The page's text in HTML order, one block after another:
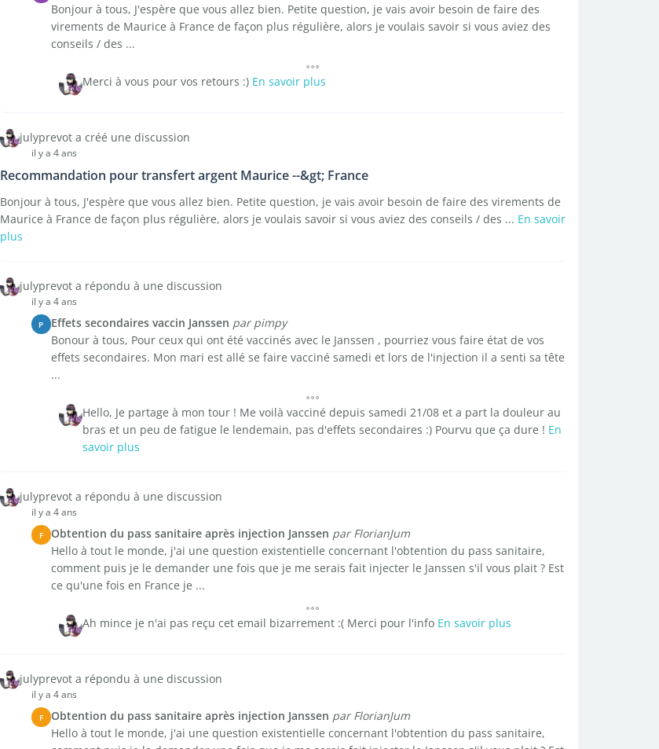
Bonjour à tous, J'espère que vous allez bien. Petite question, je vais avoir besoin de faire des
virements de Maurice à France de façon plus régulière, alors je voulais savoir si vous aviez des
conseils / des ...
Merci à vous pour vos retours :) En savoir plus
julyprevot a créé une discussion
il y a 4 ans
Recommandation pour transfert argent Maurice --&gt; France
Bonjour à tous, J'espère que vous allez bien. Petite question, je vais avoir besoin de faire des virements de
Maurice à France de façon plus régulière, alors je voulais savoir si vous aviez des conseils / des ... En savoir
plus
julyprevot a répondu à une discussion
il y a 4 ans
P Effets secondaires vaccin Janssen par pimpy
Bonour à tous, Pour ceux qui ont été vaccinés avec le Janssen , pourriez vous faire état de vos
effets secondaires. Mon mari est allé se faire vacciné samedi et lors de l'injection il a senti sa tête
...
Hello, Je partage à mon tour ! Me voilà vacciné depuis samedi 21/08 et a part la douleur au
bras et un peu de fatigue le lendemain, pas d'effets secondaires :) Pourvu que ça dure ! En
savoir plus
julyprevot a répondu à une discussion
il y a 4 ans
F Obtention du pass sanitaire après injection Janssen par FlorianJum
Hello à tout le monde, j'ai une question existentielle concernant l'obtention du pass sanitaire,
comment puis je le demander une fois que je me serais fait injecter le Janssen s'il vous plait ? Est
ce qu'une fois en France je ...
Ah mince je n'ai pas reçu cet email bizarrement :( Merci pour l'info En savoir plus
julyprevot a répondu à une discussion
il y a 4 ans
F Obtention du pass sanitaire après injection Janssen par FlorianJum
Hello à tout le monde, j'ai une question existentielle concernant l'obtention du pass sanitaire,